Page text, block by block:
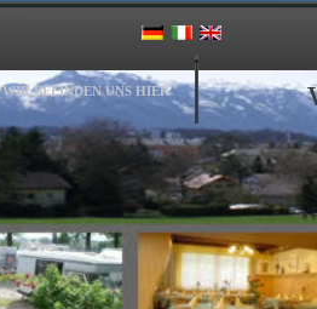
WIR BEFINDEN UNS HIER